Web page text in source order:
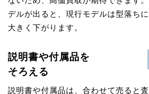
デルが出ると、現行モデルは型落ち
大きく下がります。
説明書や付属品を
そろえる
説明書や付属品は、合わせて売ると